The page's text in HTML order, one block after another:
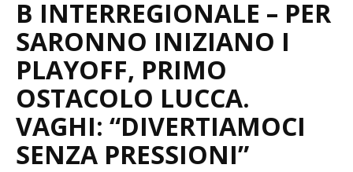
B INTERREGIONALE – PER
SARONNO INIZIANO I
PLAYOFF, PRIMO
OSTACOLO LUCCA.
VAGHI: “DIVERTIAMOCI
SENZA PRESSIONI”